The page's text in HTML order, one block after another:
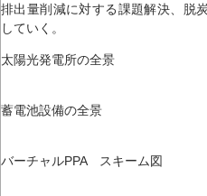
排出量削減に対する課題解決、脱
していく。
太陽光発電所の全景
蓄電池設備の全景
バーチャルPPA スキーム図